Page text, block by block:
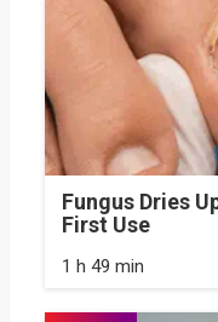
Fungus Dries
First Use
1 h 49 min